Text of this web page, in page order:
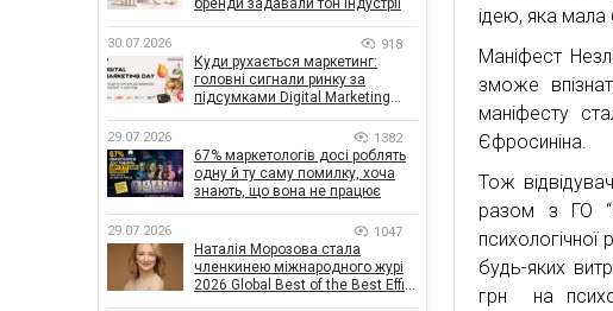
ідею, яка мала
Маніфест
зможе
маніфесту
Єфросиніна.
Тож
разом з ГО
психологічної
будь-яких
грн на
бренди задавали тон індустрії
30.07.2026 918
Куди рухається маркетинг:
головні сигнали ринку за
підсумками Digital Marketing
29.07.2026 1382
67% маркетологів досі роблять
одну й ту саму помилку, хоча
знають, що вона не працює
29.07.2026 1047
Наталія Морозова стала
членкинею міжнародного журі
2026 Global Best of the Best Effie